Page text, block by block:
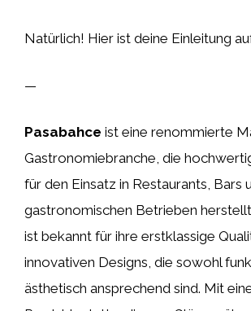
Natürlich! Hier ist deine Einleitung
—
Pasabahce ist eine renommierte
Gastronomiebranche, die
für den Einsatz in Restaurants, Bars
gastronomischen Betrieben
ist bekannt für ihre erstklassige
innovativen Designs, die sowohl
ästhetisch ansprechend sind. Mit